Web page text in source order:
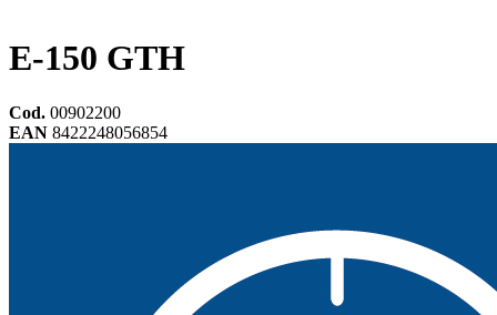
E-150 GTH
Cod. 00902200
EAN 8422248056854